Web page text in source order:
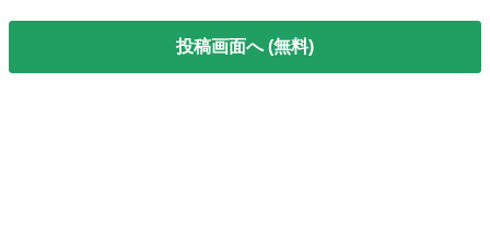
投稿画面へ (無料)